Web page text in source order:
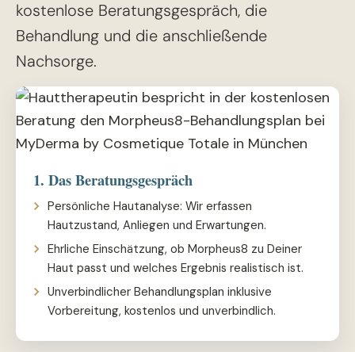
kostenlose Beratungsgespräch, die
Behandlung und die anschließende
Nachsorge.
1. Das Beratungsgespräch
Persönliche Hautanalyse: Wir erfassen
Hautzustand, Anliegen und Erwartungen.
Ehrliche Einschätzung, ob Morpheus8 zu Deiner
Haut passt und welches Ergebnis realistisch ist.
Unverbindlicher Behandlungsplan inklusive
Vorbereitung, kostenlos und unverbindlich.